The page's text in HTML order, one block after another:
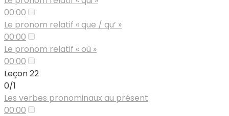
00:00
Le pronom relatif « que / qu’ »
00:00
Le pronom relatif « où »
00:00
Leçon 22
0/1
Les verbes pronominaux au présent
00:00